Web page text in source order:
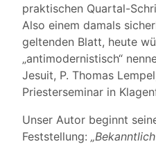
praktischen Quartal-
Also einem damals
geltenden Blatt, heute
„antimodernistisch“
Jesuit, P. Thomas
Priesterseminar in
Unser Autor beginnt
Feststellung: